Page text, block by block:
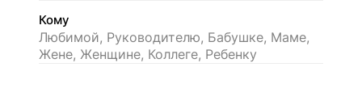
Кому
Любимой, Руководителю, Бабушке, Маме,
Жене, Женщине, Коллеге, Ребенку